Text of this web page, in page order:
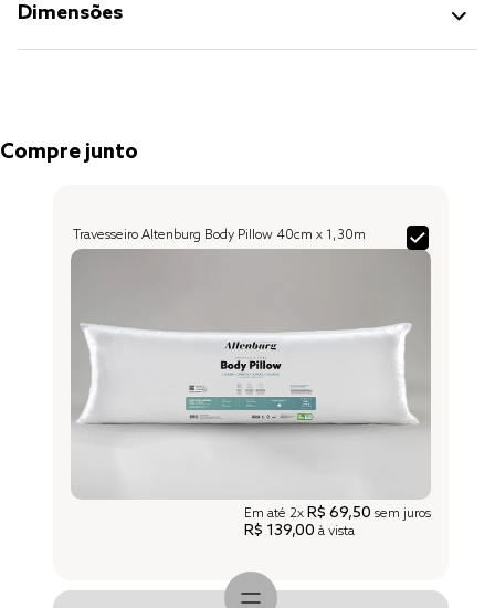
Dimensões
Compre junto
Travesseiro Altenburg Body Pillow 40cm x 1,30m
Em até 2x R$ 69,50 sem juros
R$ 139,00 à vista